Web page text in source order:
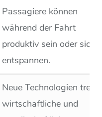
Passagiere können
während der Fahrt
produktiv sein oder sich
entspannen.
Neue Technologien
wirtschaftliche und